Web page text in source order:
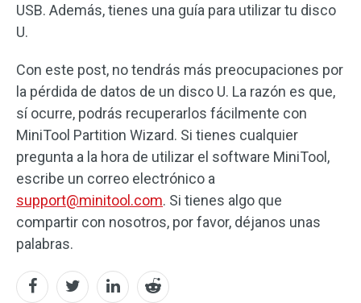
USB. Además, tienes una guía para utilizar tu disco
U.
Con este post, no tendrás más preocupaciones por
la pérdida de datos de un disco U. La razón es que,
sí ocurre, podrás recuperarlos fácilmente con
MiniTool Partition Wizard. Si tienes cualquier
pregunta a la hora de utilizar el software MiniTool,
escribe un correo electrónico a
support@minitool.com. Si tienes algo que
compartir con nosotros, por favor, déjanos unas
palabras.